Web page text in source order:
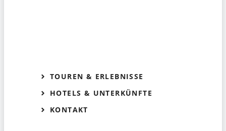
TOUREN & ERLEBNISSE
HOTELS & UNTERKÜNFTE
KONTAKT